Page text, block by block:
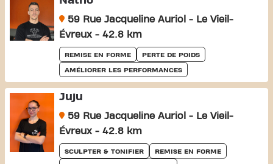
59 Rue Jacqueline Auriol - Le Vieil-
Évreux - 42.8 km
REMISE EN FORME PERTE DE POIDS
AMÉLIORER LES PERFORMANCES
Juju
59 Rue Jacqueline Auriol - Le Vieil-
Évreux - 42.8 km
SCULPTER & TONIFIER REMISE EN FORME